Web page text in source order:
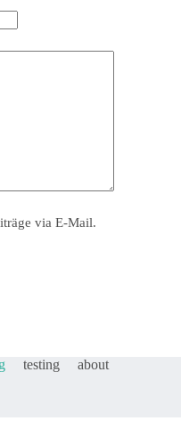
via E-Mail.
testing about